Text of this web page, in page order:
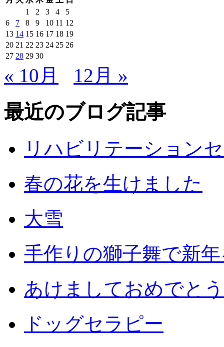
1
2 3 4
5
6
7 8 9 10 11 12
13 14 15 16 17 18 19
20 21 22 23 24 25 26
27 28 29 30
« 10月 12月 »
最近のブログ記事
リハビリテーション
春の花を生けました
大雪
手作りの獅子舞で新
あけましておめでと
ドッグセラピー